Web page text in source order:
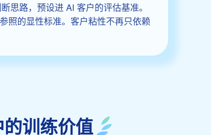
思路，预设进 AI 客户的评估基准。
照的显性标准。客户粘性不再只依赖
训练价值